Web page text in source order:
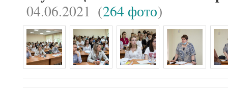
04.06.2021 (264 фото)